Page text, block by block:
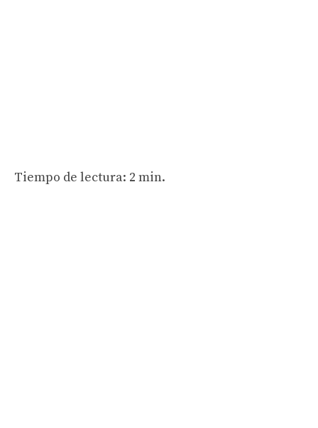
Tiempo de lectura: 2 min.